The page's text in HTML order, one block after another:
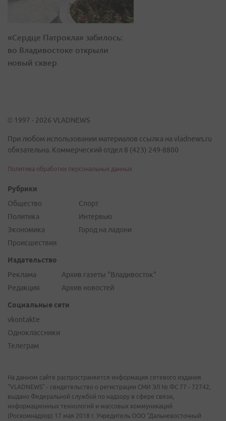
«Сердце Патрокла» забилось:
во Владивостоке открыли
новый сквер
© 1997 - 2026 VLADNEWS
При любом использовании материалов ссылка на vladnews.ru
обязательна. Коммерческий отдел 8 (423) 249-8800
Политика обработки персональных данных
Рубрики
Общество
Политика
Экономика
Происшествия
Спорт
Интервью
Город на ладони
Издательство
Реклама
Редакция
Архив газеты "Владивосток"
Архив новостей
Социальные сети
vkontakte
Одноклассники
Телеграм
На данном сайте распространяется информация сетевого издания
"VLADNEWS" - свидетельство о регистрации СМИ ЭЛ № ФС 77 - 72742,
выдано Федеральной службой по надзору в сфере связи,
информационных технологий и массовых коммуникаций
(Роскомнадзор) 17 мая 2018 г. Учредитель ООО "Дальневосточный